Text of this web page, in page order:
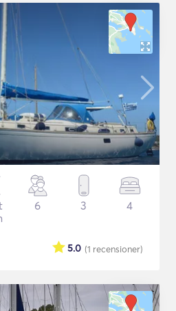
6 3 4
(1 recensioner)
5.0